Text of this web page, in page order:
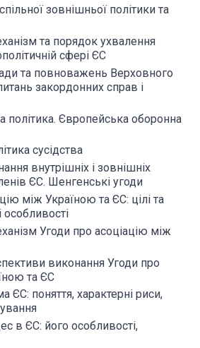
зовнішньої політики та
та порядок ухвалення
сфері ЄС
та повноважень Верховного
закордонних справ і
політика. Європейська оборонна
сусідства
внутрішніх і зовнішніх
ЄС. Шенгенські угоди
між Україною та ЄС: цілі та
Угоди про асоціацію між
виконання Угоди про
та ЄС
ЄС: поняття, характерні риси,
в ЄС: його особливості,